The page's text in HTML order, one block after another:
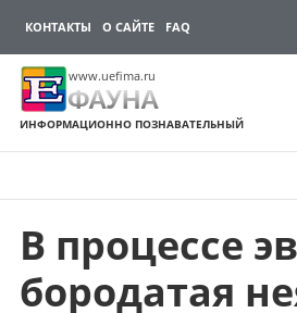
КОНТАКТЫ О САЙТЕ FAQ
www.uefima.ru
ФАУНА
ИНФОРМАЦИОННО ПОЗНАВАТЕЛЬНЫЙ
Перейти
содержимому
В процессе
бородатая